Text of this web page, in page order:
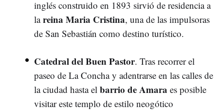
inglés construido en 1893 sirvió de residencia a
lareina Maria Cristina, una de las impulsoras
de San Sebastián como destino turístico.
Catedral del Buen Pastor. Tras recorrer el
paseo de La Concha y adentrarse en las calles de
la ciudad hasta el barrio de Amara es posible
visitar este templo de estilo neogótico